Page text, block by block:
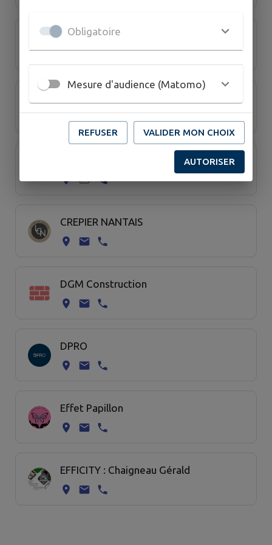
CEYLAN KEBAB
CREPIER NANTAIS
DGM Construction
DPRO
Effet Papillon
EFFICITY : Chaigneau Gérald
Obligatoire
Mesure d'audience (Matomo)
REFUSER VALIDER MON CHOIX
AUTORISER